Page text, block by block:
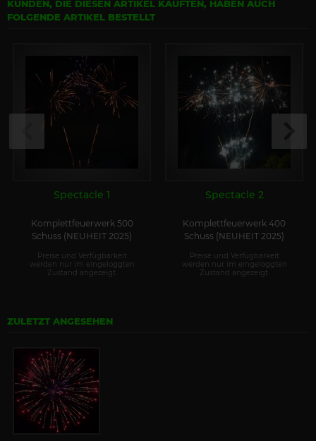
KUNDEN, DIE DIESEN ARTIKEL KAUFTEN, HABEN AUCH
FOLGENDE ARTIKEL BESTELLT
Spectacle 1
Komplettfeuerwerk 500
Schuss (NEUHEIT 2025)
Preise und Verfügbarkeit
werden nur im eingeloggten
Zustand angezeigt.
Spectacle 2
Komplettfeuerwerk 400
Schuss (NEUHEIT 2025)
Preise und Verfügbarkeit
werden nur im eingeloggten
Zustand angezeigt.
ZULETZT ANGESEHEN